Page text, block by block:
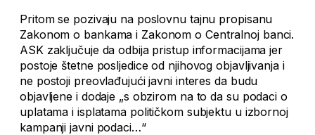
Pritom se pozivaju na poslovnu tajnu propisanu
Zakonom o bankama i Zakonom o Centralnoj banci.
ASK zaključuje da odbija pristup informacijama jer
postoje štetne posljedice od njihovog objavljivanja i
ne postoji preovlađujući javni interes da budu
objavljene i dodaje „s obzirom na to da su podaci o
uplatama i isplatama političkom subjektu u izbornoj
kampanji javni podaci…“